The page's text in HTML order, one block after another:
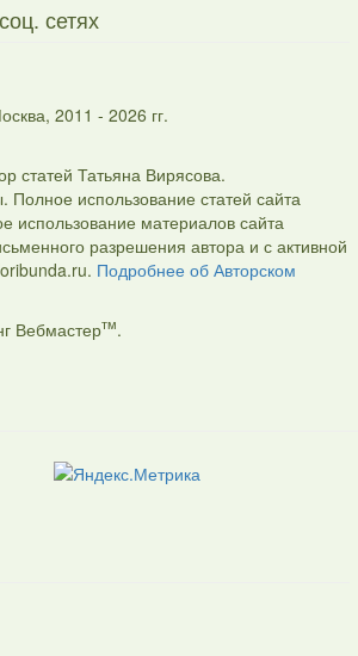
сетях
2011 - 2026 гг.
статей Татьяна Вирясова.
использование статей сайта
использование материалов сайта
разрешения автора и с активной
Подробнее об Авторском
Вебмастертм.